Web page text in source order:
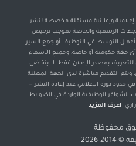
وإعلانية مستقلة مخصصة لنشر
الجهات الرسمية والخاصة بموجب ترخيص
التوسط في التوظيف أو جمع السير
أي جهة حكومية أو خاصة، وجميع الأسماء
بمصدر الإعلان فقط. لا يتقاضى
التقديم مباشرة لدى الجهة المعلنة
حدود دوره الإعلامي عند إعادة النشر —
الشواغر الوظيفية الواردة في الضوابط
اعرف المزيد
محفوظة
© 2014-2026